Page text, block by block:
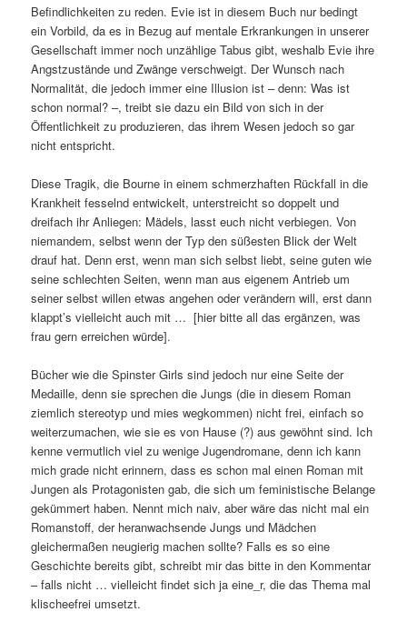
Befindlichkeiten zu reden. Evie ist in diesem Buch nur bedingt
ein Vorbild, da es in Bezug auf mentale Erkrankungen in unserer
Gesellschaft immer noch unzählige Tabus gibt, weshalb Evie ihre
Angstzustände und Zwänge verschweigt. Der Wunsch nach
Normalität, die jedoch immer eine Illusion ist – denn: Was ist
schon normal? –, treibt sie dazu ein Bild von sich in der
Öffentlichkeit zu produzieren, das ihrem Wesen jedoch so gar
nicht entspricht.
Diese Tragik, die Bourne in einem schmerzhaften Rückfall in die
Krankheit fesselnd entwickelt, unterstreicht so doppelt und
dreifach ihr Anliegen: Mädels, lasst euch nicht verbiegen. Von
niemandem, selbst wenn der Typ den süßesten Blick der Welt
drauf hat. Denn erst, wenn man sich selbst liebt, seine guten wie
seine schlechten Seiten, wenn man aus eigenem Antrieb um
seiner selbst willen etwas angehen oder verändern will, erst dann
klappt’s vielleicht auch mit … [hier bitte all das ergänzen, was
frau gern erreichen würde].
Bücher wie die Spinster Girls sind jedoch nur eine Seite der
Medaille, denn sie sprechen die Jungs (die in diesem Roman
ziemlich stereotyp und mies wegkommen) nicht frei, einfach so
weiterzumachen, wie sie es von Hause (?) aus gewöhnt sind. Ich
kenne vermutlich viel zu wenige Jugendromane, denn ich kann
mich grade nicht erinnern, dass es schon mal einen Roman mit
Jungen als Protagonisten gab, die sich um feministische Belange
gekümmert haben. Nennt mich naiv, aber wäre das nicht mal ein
Romanstoff, der heranwachsende Jungs und Mädchen
gleichermaßen neugierig machen sollte? Falls es so eine
Geschichte bereits gibt, schreibt mir das bitte in den Kommentar
– falls nicht … vielleicht findet sich ja eine_r, die das Thema mal
klischeefrei umsetzt.